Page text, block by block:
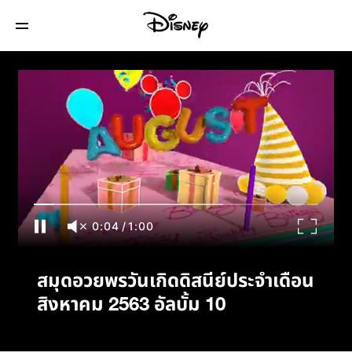
สมุดอวยพรวันเกิดดิสนีย์ประจำเดือนสิงหาคม
2563 อัลบั้ม 10
0:04/1:00
สมุดอวยพรวันเกิดดิสนีย์ประจำเดือน
สิงหาคม 2563 อัลบั้ม 10